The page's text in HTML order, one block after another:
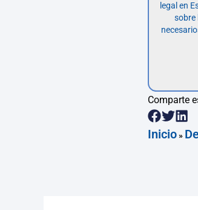
legal en
sobre
Comparte
Inicio»